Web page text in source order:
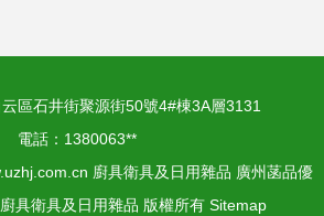
區石井街聚源街50號4#棟3A層3131
電話：1380063**
廚具衛具及日用雜品 廣州菡品優
廚具衛具及日用雜品 版權所有 Sitemap